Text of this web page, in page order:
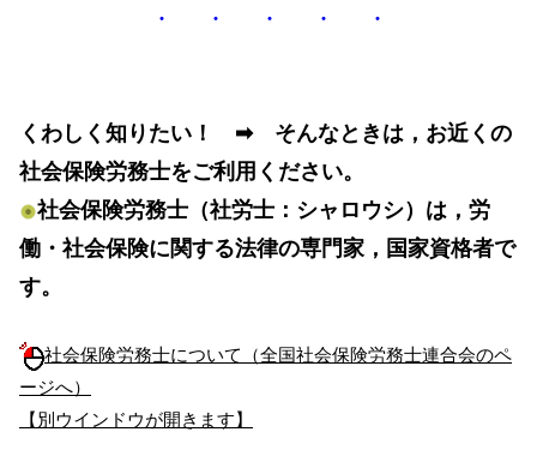
・ ・ ・ ・ ・
くわしく知りたい！ ➡ そんなときは，お近くの
社会保険労務士をご利用ください。
社会保険労務士（社労士：シャロウシ）は，労
働・社会保険に関する法律の専門家，国家資格者で
す。
社会保険労務士について（全国社会保険労務士連合会のペ
ージへ）
【別ウインドウが開きます】